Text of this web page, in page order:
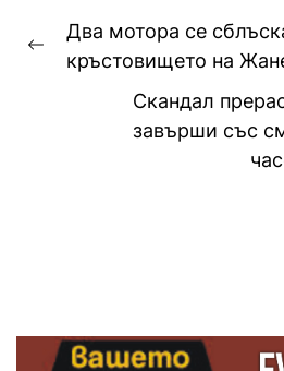
Навигация
Previous
Два мотора се
кръстовището на
Скандал
завърши със